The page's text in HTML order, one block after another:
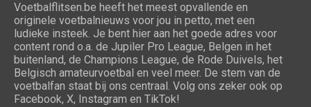
Voetbalflitsen.be heeft het meest opvallende en
originele voetbalnieuws voor jou in petto, met een
ludieke insteek. Je bent hier aan het goede adres voor
content rond o.a. de Jupiler Pro League, Belgen in het
buitenland, de Champions League, de Rode Duivels, het
Belgisch amateurvoetbal en veel meer. De stem van de
voetbalfan staat bij ons centraal. Volg ons zeker ook op
Facebook, X, Instagram en TikTok!